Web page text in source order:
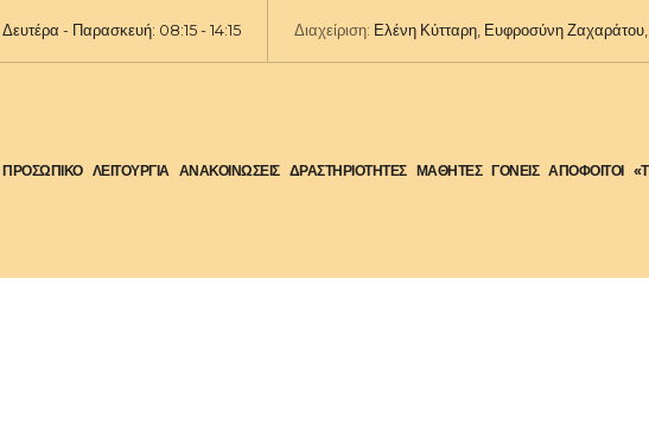
Δευτέρα - Παρασκευή: 08:15 - 14:15 Διαχείριση: Ελένη Κύτταρη, Ευφροσύνη Ζαχαράτου,
ΠΡΟΣΩΠΙΚΟ ΛΕΙΤΟΥΡΓΙΑ ΑΝΑΚΟΙΝΩΣΕΙΣ ΔΡΑΣΤΗΡΙΟΤΗΤΕΣ ΜΑΘΗΤΕΣ ΓΟΝΕΙΣ ΑΠΟΦΟΙΤΟΙ